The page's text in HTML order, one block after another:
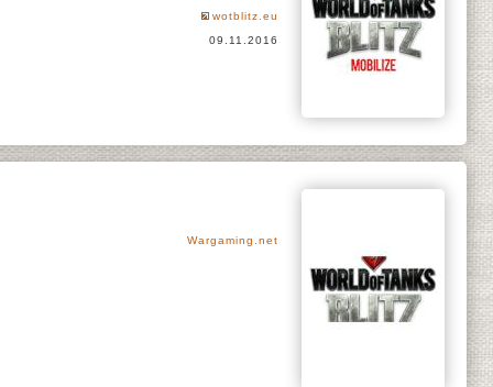
wotblitz.eu
09.11.2016
Wargaming.net